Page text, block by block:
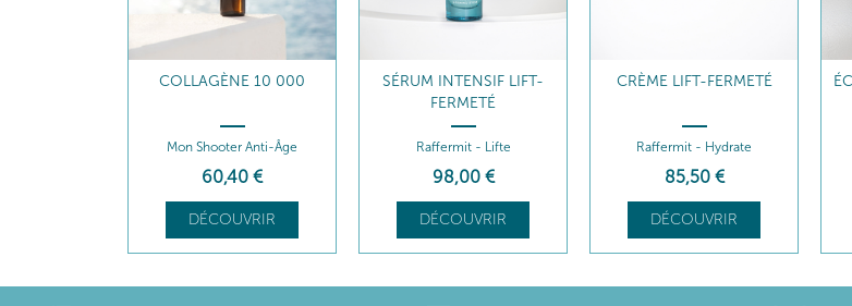
COLLAGÈNE 10 000
Mon Shooter Anti-Âge
60,40 €
DÉCOUVRIR
SÉRUM INTENSIF LIFT-
FERMETÉ
Raffermit - Lifte
98,00 €
DÉCOUVRIR
CRÈME LIFT-FERMETÉ
Raffermit - Hydrate
85,50 €
DÉCOUVRIR